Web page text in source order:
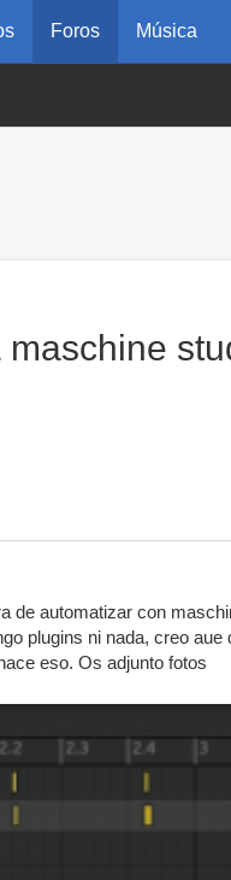
Foros Música
de automatizar con
plugins ni nada, creo
eso. Os adjunto fotos